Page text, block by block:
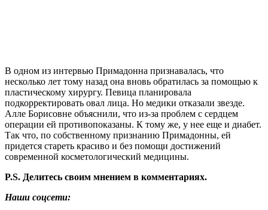
В одном из интервью Примадонна признавалась, что
несколько лет тому назад она вновь обратилась за помощью к
пластическому хирургу. Певица планировала
подкорректировать овал лица. Но медики отказали звезде.
Алле Борисовне объяснили, что из-за проблем с сердцем
операции ей противопоказаны. К тому же, у нее еще и диабет.
Так что, по собственному признанию Примадонны, ей
придется стареть красиво и без помощи достижений
современной косметологический медицины.
P.S. Делитесь своим мнением в комментариях.
Наши соцсети: